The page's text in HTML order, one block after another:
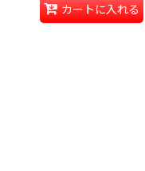
カートに入れる